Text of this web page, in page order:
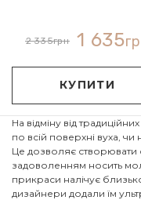
На відміну від
по всій поверхні вуха,
Це дозволяє створювати
задоволенням носить
прикраси налічує
дизайнери додали їм
2 335грн 1 635
КУПИТИ